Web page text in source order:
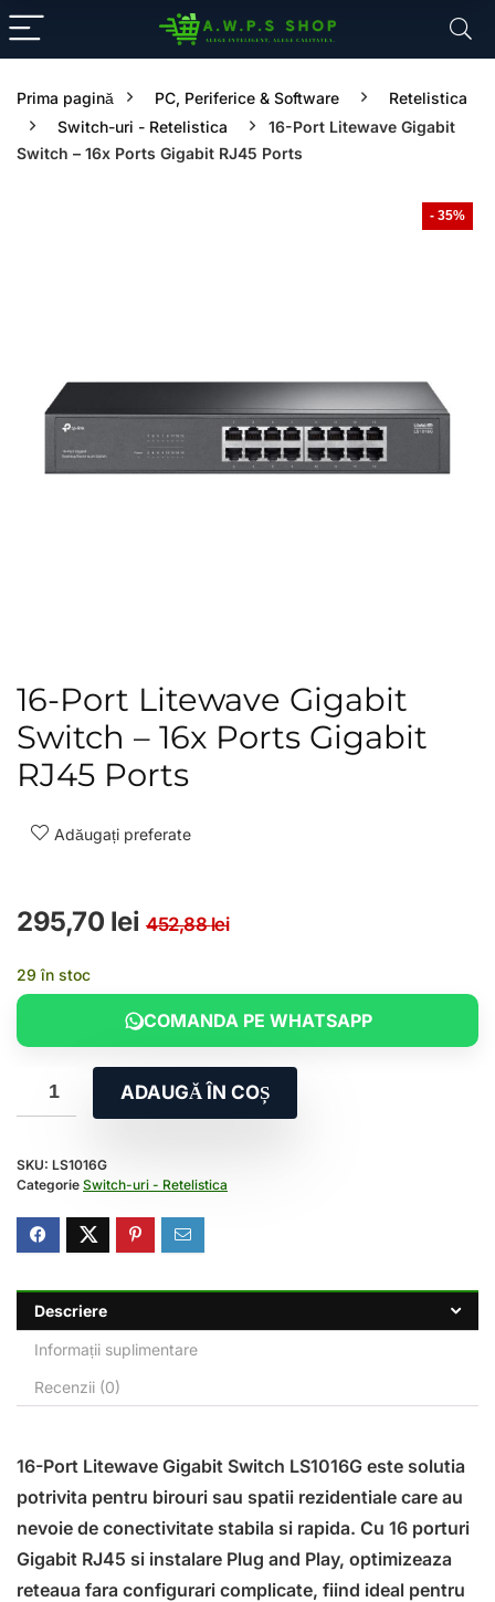
Prima pagină PC, Periferice & Software
Retelistica
Switch-uri - Retelistica
16-Port Litewave Gigabit
Switch – 16x Ports Gigabit RJ45 Ports
- 35%
16-Port Litewave Gigabit
Switch – 16x Ports Gigabit
RJ45 Ports
Adăugați preferate
452,88leiPrețul inițial a fost:
295,70 lei Prețul curent este:
29 în stoc
COMANDA PE WHATSAPP
ADAUGĂ ÎN COȘ
SKU: LS1016G
Categorie Switch-uri - Retelistica
Descriere
Informații suplimentare
Recenzii (0)
16-Port Litewave Gigabit Switch LS1016G este solutia
potrivita pentru birouri sau spatii rezidentiale care au
nevoie de conectivitate stabila si rapida. Cu 16 porturi
Gigabit RJ45 si instalare Plug and Play, optimizeaza
reteaua fara configurari complicate, fiind ideal pentru